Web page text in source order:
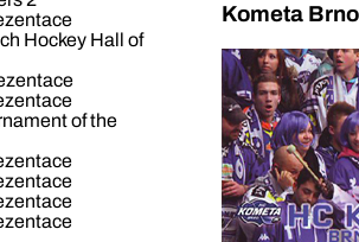
Hockey Hall of
of the
Kometa